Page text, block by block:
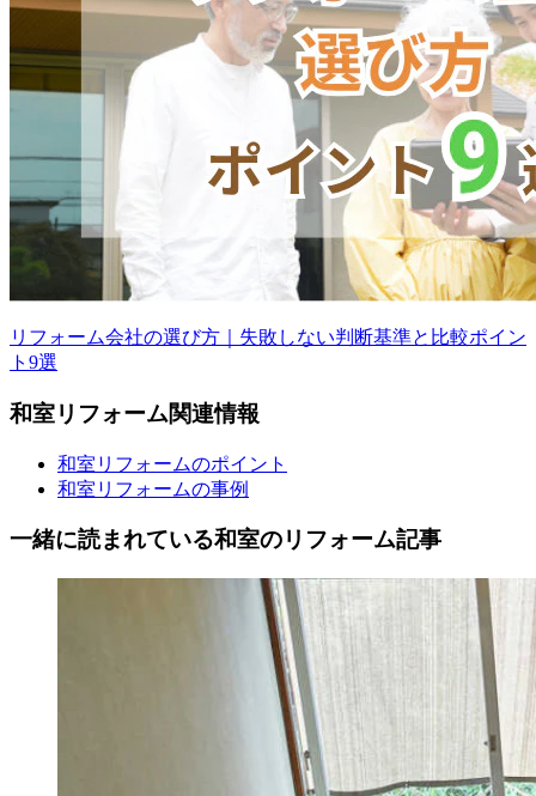
リフォーム会社の選び方｜失敗しない判断基準と比較ポイン
ト9選
和室リフォーム関連情報
和室リフォームのポイント
和室リフォームの事例
一緒に読まれている和室のリフォーム記事